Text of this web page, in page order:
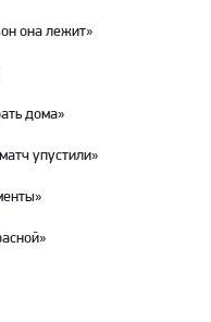
она лежит»
дома»
упустили»